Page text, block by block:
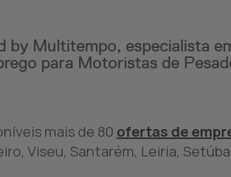
by Multitempo, especialista
para Motoristas de
mais de 80 ofertas de
Viseu, Santarém, Leiria,